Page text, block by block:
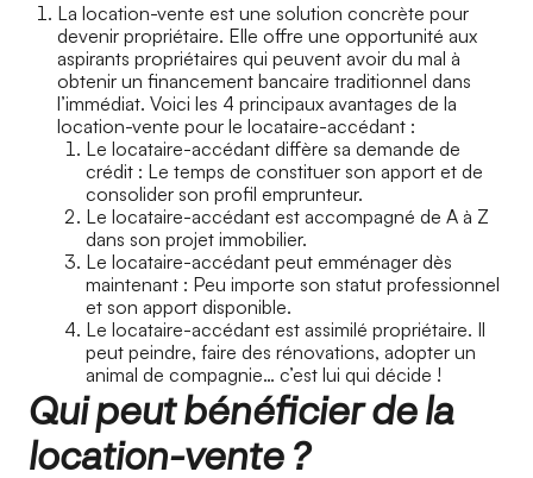
La location-vente est une solution concrète pour
devenir propriétaire. Elle offre une opportunité aux
aspirants propriétaires qui peuvent avoir du mal à
obtenir un financement bancaire traditionnel dans
l’immédiat. Voici les 4 principaux avantages de la
location-vente pour le locataire-accédant :
Le locataire-accédant diffère sa demande de
crédit : Le temps de constituer son apport et de
consolider son profil emprunteur.
Le locataire-accédant est accompagné de A à Z
dans son projet immobilier.
Le locataire-accédant peut emménager dès
maintenant : Peu importe son statut professionnel
et son apport disponible.
Le locataire-accédant est assimilé propriétaire. Il
peut peindre, faire des rénovations, adopter un
animal de compagnie… c’est lui qui décide !
Qui peut bénéficier de la
location-vente ?